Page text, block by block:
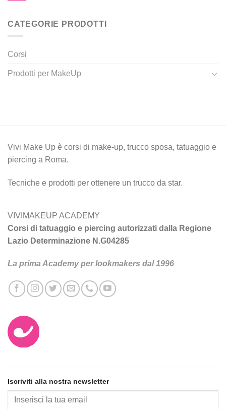
CATEGORIE PRODOTTI
Corsi
Prodotti per MakeUp
Vivi Make Up è corsi di make-up, trucco sposa, tatuaggio e
piercing a Roma.
Tecniche e prodotti per ottenere un trucco da star.
VIVIMAKEUP ACADEMY
Corsi di tatuaggio e piercing autorizzati dalla Regione
Lazio Determinazione N.G04285
La prima Academy per lookmakers dal 1996
Iscriviti alla nostra newsletter